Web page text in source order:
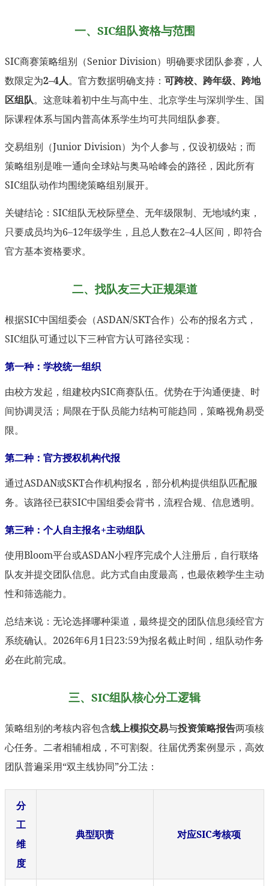
一、SIC组队资格与范围
SIC商赛策略组别（Senior Division）明确要求团队参赛，人
数限定为2–4人。官方数据明确支持： 可跨校、跨年级、跨地
区组队。这意味着初中生与高中生、北京学生与深圳学生、国
际课程体系与国内普高体系学生均可共同组队参赛。
交易组别（Junior Division）为个人参与，仅设初级站；而
策略组别是唯一通向全球站与奥马哈峰会的路径，因此所有
SIC组队动作均围绕策略组别展开。
关键结论：SIC组队无校际壁垒、无年级限制、无地域约束，
只要成员均为6–12年级学生，且总人数在2–4人区间，即符合
官方基本资格要求。
二、找队友三大正规渠道
根据SIC中国组委会（ASDAN/SKT合作）公布的报名方式，
SIC组队可通过以下三种官方认可路径实现：
第一种：学校统一组织
由校方发起，组建校内SIC商赛队伍。优势在于沟通便捷、时
间协调灵活；局限在于队员能力结构可能趋同，策略视角易受
限。
第二种：官方授权机构代报
通过ASDAN或SKT合作机构报名，部分机构提供组队匹配服
务。该路径已获SIC中国组委会背书，流程合规、信息透明。
第三种：个人自主报名+主动组队
使用Bloom平台或ASDAN小程序完成个人注册后，自行联络
队友并提交团队信息。此方式自由度最高，也最依赖学生主动
性和筛选能力。
总结来说：无论选择哪种渠道，最终提交的团队信息须经官方
系统确认。2026年6月1日23:59为报名截止时间，组队动作务
必在此前完成。
三、SIC组队核心分工逻辑
策略组别的考核内容包含线上模拟交易与投资策略报告两项核
心任务。二者相辅相成，不可割裂。往届优秀案例显示，高效
团队普遍采用“双主线协同”分工法：
分
工
维
度
典型职责 对应SIC考核项